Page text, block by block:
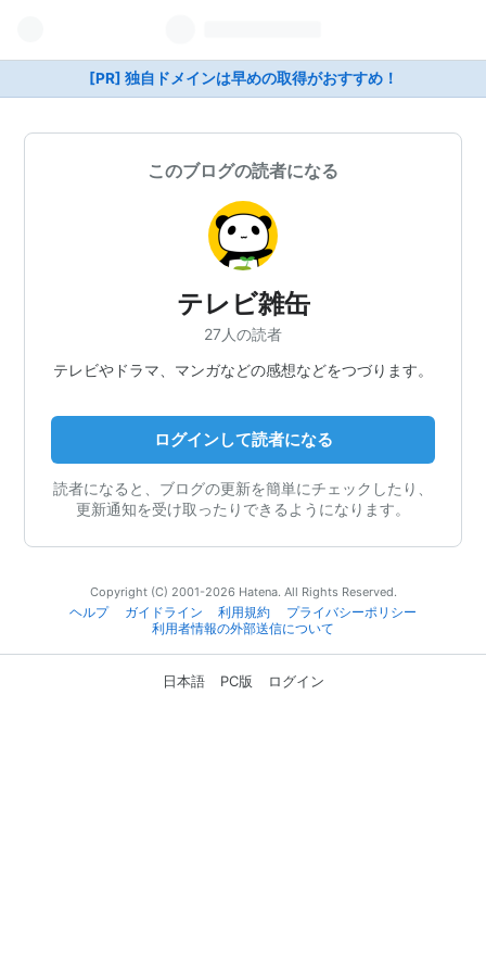
[PR] 独自ドメインは早めの取得がおすすめ！
このブログの読者になる
テレビ雑缶
27人の読者
テレビやドラマ、マンガなどの感想などをつづります。
ログインして読者になる
読者になると、ブログの更新を簡単にチェックしたり、
更新通知を受け取ったりできるようになります。
Copyright (C) 2001-2026 Hatena. All Rights Reserved.
ヘルプ
ガイドライン 利用規約
プライバシーポリシー
利用者情報の外部送信について
日本語 PC版 ログイン